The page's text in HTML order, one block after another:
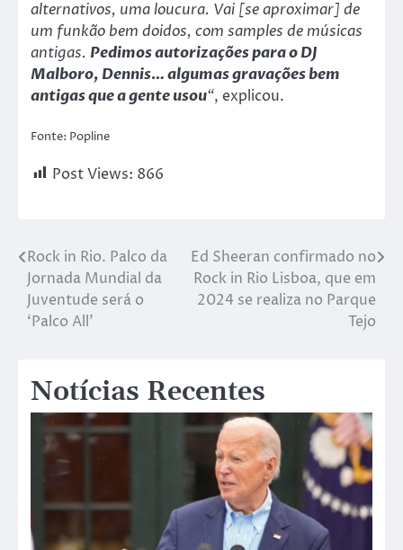
alternativos, uma loucura. Vai [se aproximar] de
um funkão bem doidos, com samples de músicas
antigas. Pedimos autorizações para o DJ
Malboro, Dennis… algumas gravações bem
antigas que a gente usou“, explicou.
Fonte: Popline
Post Views: 866
Rock in Rio. Palco da
Jornada Mundial da
Juventude será o
‘Palco All’
Ed Sheeran confirmado no
Rock in Rio Lisboa, que em
2024 se realiza no Parque
Tejo
Notícias Recentes